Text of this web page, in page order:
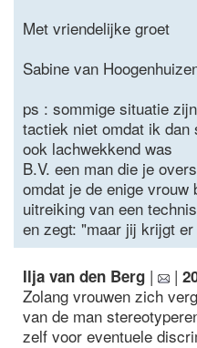
Met vriendelijke groet
Sabine van
ps : sommige situatie
tactiek niet omdat ik
ook lachwekkend was
B.V. een man die je
omdat je de enige vrouw
uitreiking van een
en zegt: "maar jij krijgt
Ilja van den Berg | |
Zolang vrouwen zich
van de man
zelf voor eventuele